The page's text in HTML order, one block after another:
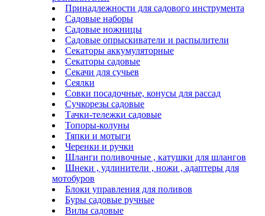
Принадлежности для садового инструмента
Садовые наборы
Садовые ножницы
Садовые опрыскиватели и распылители
Секаторы аккумуляторные
Секаторы садовые
Секачи для сучьев
Сеялки
Совки посадочные, конусы для рассад
Сучкорезы садовые
Тачки-тележки садовые
Топоры-колуны
Тяпки и мотыги
Черенки и ручки
Шланги поливочные , катушки для шлангов
Шнеки , удлинители , ножи , адаптеры для
мотобуров
Блоки управления для поливов
Буры садовые ручные
Вилы садовые